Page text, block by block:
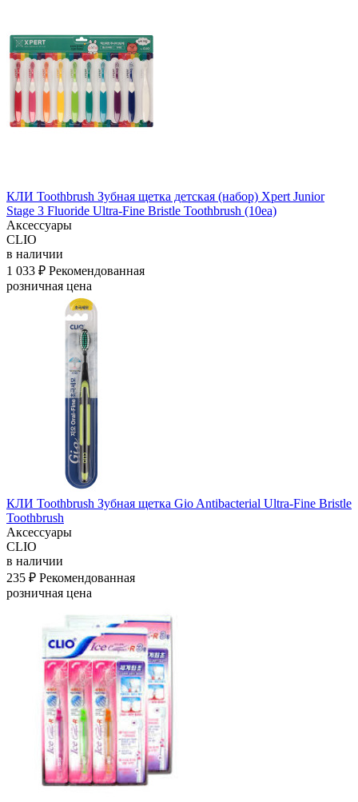
КЛИ Toothbrush Зубная щетка детская (набор) Xpert Junior
Stage 3 Fluoride Ultra-Fine Bristle Toothbrush (10ea)
Аксессуары
CLIO
в наличии
1 033 ₽ Рекомендованная
розничная цена
КЛИ Toothbrush Зубная щетка Gio Antibacterial Ultra-Fine Bristle
Toothbrush
Аксессуары
CLIO
в наличии
235 ₽ Рекомендованная
розничная цена